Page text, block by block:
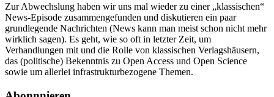
Zur Abwechslung haben wir uns mal wieder zu einer „klassischen“
News-Episode zusammengefunden und diskutieren ein paar
grundlegende Nachrichten (News kann man meist schon nicht mehr
wirklich sagen). Es geht, wie so oft in letzter Zeit, um
Verhandlungen mit und die Rolle von klassischen Verlagshäusern,
das (politische) Bekenntnis zu Open Access und Open Science
sowie um allerlei infrastrukturbezogene Themen.